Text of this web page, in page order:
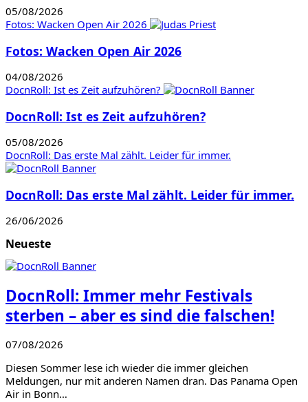
05/08/2026
Fotos: Wacken Open Air 2026
Fotos: Wacken Open Air 2026
04/08/2026
DocnRoll: Ist es Zeit aufzuhören?
DocnRoll: Ist es Zeit aufzuhören?
05/08/2026
DocnRoll: Das erste Mal zählt. Leider für immer.
DocnRoll: Das erste Mal zählt. Leider für immer.
26/06/2026
Neueste
DocnRoll: Immer mehr Festivals
sterben – aber es sind die falschen!
07/08/2026
Diesen Sommer lese ich wieder die immer gleichen
Meldungen, nur mit anderen Namen dran. Das Panama Open
Air in Bonn…